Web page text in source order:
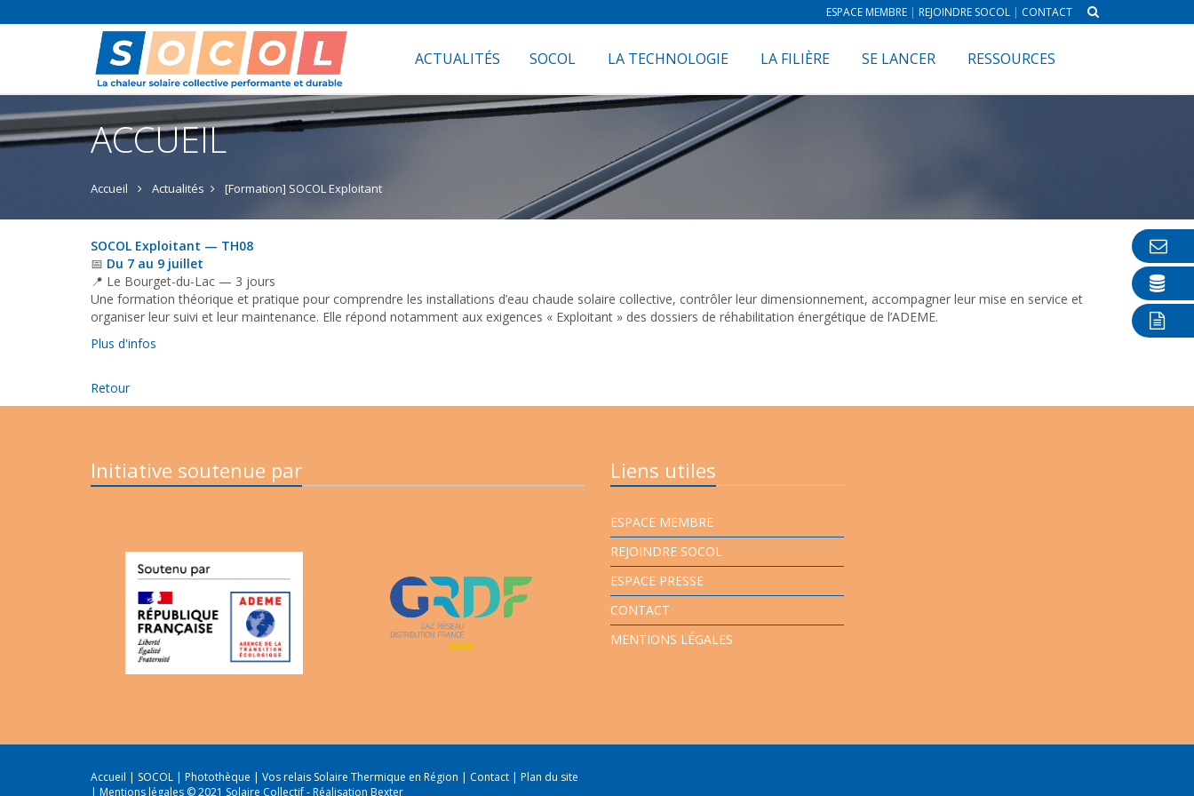
ESPACE MEMBRE | REJOINDRE SOCOL | CONTACT
ACTUALITÉS SOCOL LA TECHNOLOGIE LA FILIÈRE SE LANCER RESSOURCES
ACCUEIL
Accueil Actualités [Formation] SOCOL Exploitant
SOCOL Exploitant — TH08
📅 Du 7 au 9 juillet
📍 Le Bourget-du-Lac — 3 jours
Une formation théorique et pratique pour comprendre les installations d’eau chaude solaire collective, contrôler leur dimensionnement, accompagner leur mise en service et
organiser leur suivi et leur maintenance. Elle répond notamment aux exigences « Exploitant » des dossiers de réhabilitation énergétique de l’ADEME.
Plus d'infos
Retour
Initiative soutenue par Liens utiles
ESPACE MEMBRE
REJOINDRE SOCOL
ESPACE PRESSE
CONTACT
MENTIONS LÉGALES
Accueil | SOCOL | Photothèque | Vos relais Solaire Thermique en Région | Contact | Plan du site
| Mentions légales © 2021 Solaire Collectif -Réalisation Bexter